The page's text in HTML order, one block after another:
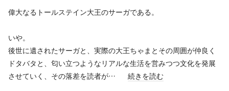
偉大なるトールステイン大王のサーガである。
いや。
後世に遺されたサーガと、実際の大王ちゃまとその周囲が仲良く
ドタバタと、匂い立つようなリアルな生活を営みつつ文化を発展
させていく、その落差を読者が…
続きを読む